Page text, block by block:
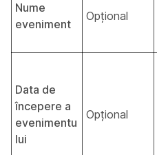
Nume
eveniment
Opțional
Data de
începere a
evenimentu
lui
Opțional